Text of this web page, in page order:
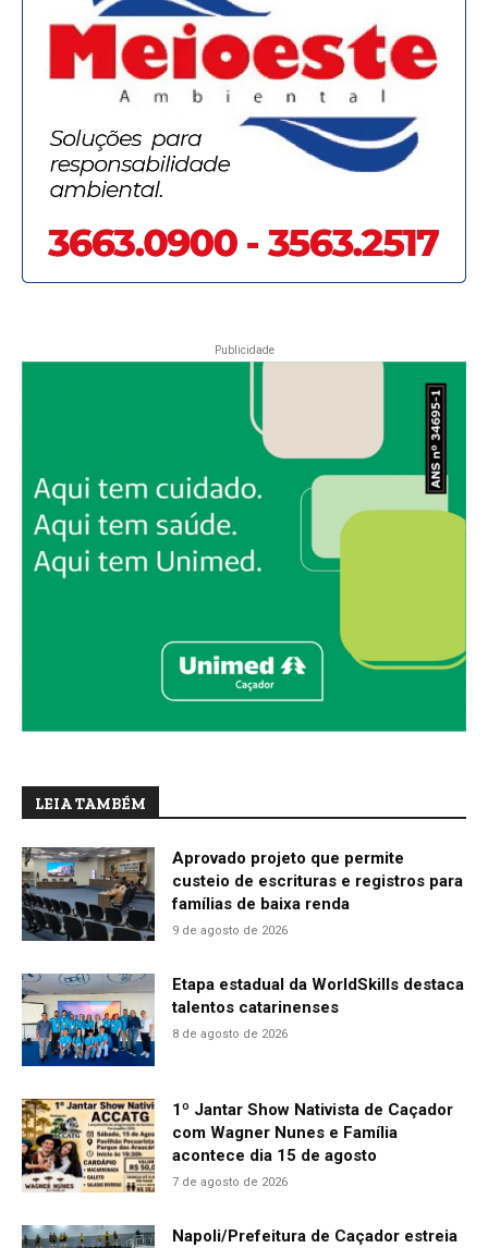
Publicidade
LEIA TAMBÉM
Aprovado projeto que permite
custeio de escrituras e registros para
famílias de baixa renda
9 de agosto de 2026
Etapa estadual da WorldSkills destaca
talentos catarinenses
8 de agosto de 2026
1º Jantar Show Nativista de Caçador
com Wagner Nunes e Família
acontece dia 15 de agosto
7 de agosto de 2026
Napoli/Prefeitura de Caçador estreia